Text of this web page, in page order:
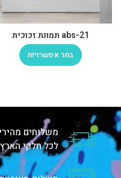
abs-21 תמונת זכוכית
בחר אפשרויות
משלוחים
לכל חלקי הארץ